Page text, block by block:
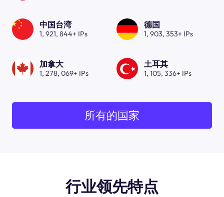
中国台湾
1, 921, 844+ IPs
德国
1, 903, 353+ IPs
加拿大
1, 278, 069+ IPs
土耳其
1, 105, 336+ IPs
所有的国家
行业领先特点